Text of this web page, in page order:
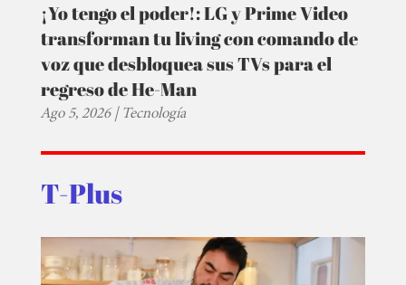
¡Yo tengo el poder!: LG y Prime Video
transforman tu living con comando de
voz que desbloquea sus TVs para el
regreso de He-Man
Ago 5, 2026|Tecnología
T-Plus